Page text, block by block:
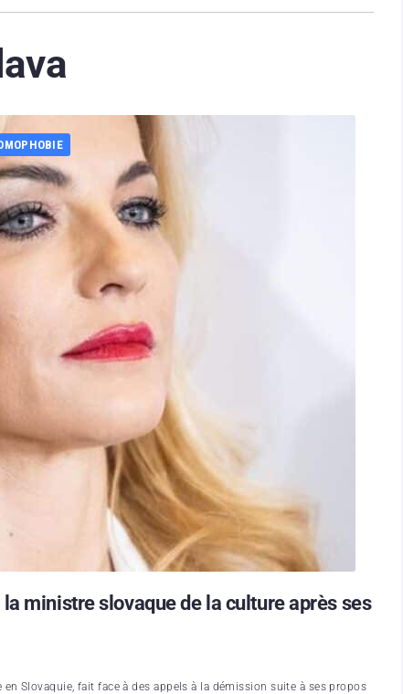
ministre slovaque de la culture après ses
Slovaquie, fait face à des appels à la démission suite à ses propos